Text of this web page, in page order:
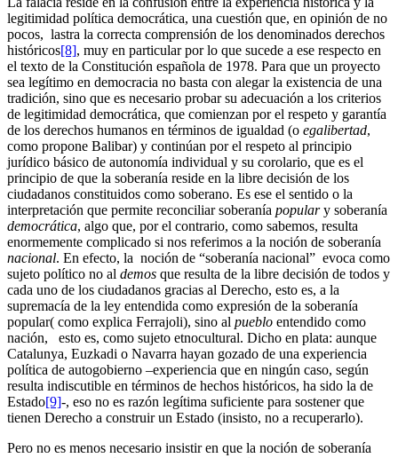
legitimidad política democrática, una cuestión que, en opinión de no
pocos, lastra la correcta comprensión de los denominados derechos
históricos[8], muy en particular por lo que sucede a ese respecto en
el texto de la Constitución española de 1978. Para que un proyecto
sea legítimo en democracia no basta con alegar la existencia de una
tradición, sino que es necesario probar su adecuación a los criterios
de legitimidad democrática, que comienzan por el respeto y garantía
de los derechos humanos en términos de igualdad (o egalibertad,
como propone Balibar) y continúan por el respeto al principio
jurídico básico de autonomía individual y su corolario, que es el
principio de que la soberanía reside en la libre decisión de los
ciudadanos constituidos como soberano. Es ese el sentido o la
interpretación que permite reconciliar soberanía populary soberanía
democrática, algo que, por el contrario, como sabemos, resulta
enormemente complicado si nos referimos a la noción de soberanía
nacional. En efecto, la noción de “soberanía nacional” evoca como
sujeto político no al demos que resulta de la libre decisión de todos y
cada uno de los ciudadanos gracias al Derecho, esto es, a la
supremacía de la ley entendida como expresión de la soberanía
popular( como explica Ferrajoli), sino al pueblo entendido como
nación, esto es, como sujeto etnocultural. Dicho en plata: aunque
Catalunya, Euzkadi o Navarra hayan gozado de una experiencia
política de autogobierno –experiencia que en ningún caso, según
resulta indiscutible en términos de hechos históricos, ha sido la de
Estado[9]-, eso no es razón legítima suficiente para sostener que
tienen Derecho a construir un Estado (insisto, no a recuperarlo).
Pero no es menos necesario insistir en que la noción de soberanía